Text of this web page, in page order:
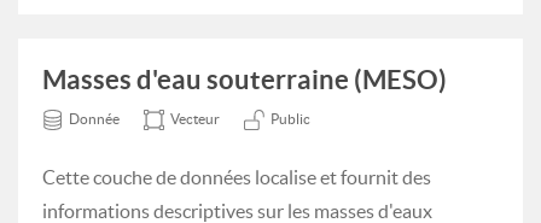
Masses d'eau souterraine (MESO)
Donnée Vecteur Public
Cette couche de données localise et fournit des
informations descriptives sur les masses d'eaux